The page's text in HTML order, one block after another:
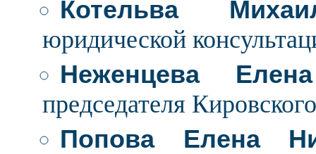
Котельва
юридической
Неженцева
председателя
Попова Елена